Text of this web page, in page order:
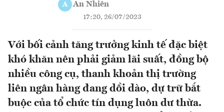
A An Nhiên
17:20, 26/07/2023
Với bối cảnh tăng trưởng kinh tế đặc biệt
khó khăn nên phải giảm lãi suất, đồng bộ
nhiều công cụ, thanh khoản thị trường
liên ngân hàng đang dồi dào, dự trữ bắt
buộc của tổ chức tín dụng luôn dư thừa.